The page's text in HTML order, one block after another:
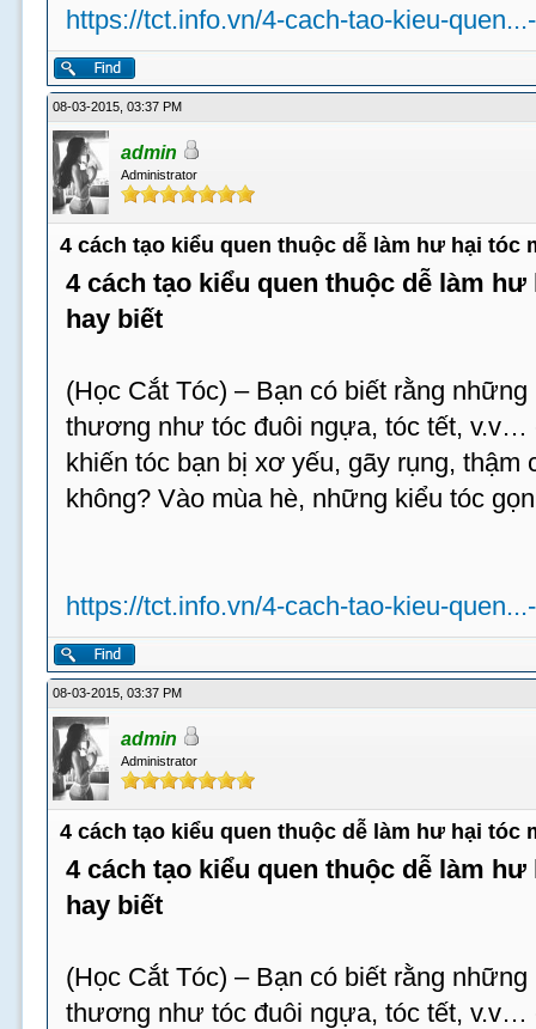
https://tct.info.vn/4-cach-tao-kieu-
08-03-2015, 03:37 PM
admin
Administrator
4 cách tạo kiểu quen thuộc dễ làm hư hại tóc
4 cách tạo kiểu quen thuộc dễ làm
hay biết
(Học Cắt Tóc) – Bạn có biết rằng
thương như tóc đuôi ngựa, tóc tết, v.v…
khiến tóc bạn bị xơ yếu, gãy rụng, thậm
không? Vào mùa hè, những kiểu tóc
https://tct.info.vn/4-cach-tao-kieu-
08-03-2015, 03:37 PM
admin
Administrator
4 cách tạo kiểu quen thuộc dễ làm hư hại tóc
4 cách tạo kiểu quen thuộc dễ làm
hay biết
(Học Cắt Tóc) – Bạn có biết rằng
thương như tóc đuôi ngựa, tóc tết, v.v…